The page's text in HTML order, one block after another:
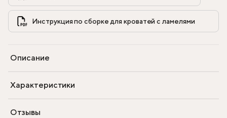
Описание
Характеристики
Отзывы